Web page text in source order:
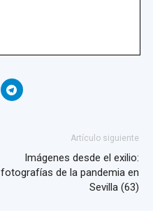
Artículo siguiente
Imágenes desde el exilio:
fotografías de la pandemia en
Sevilla (63)